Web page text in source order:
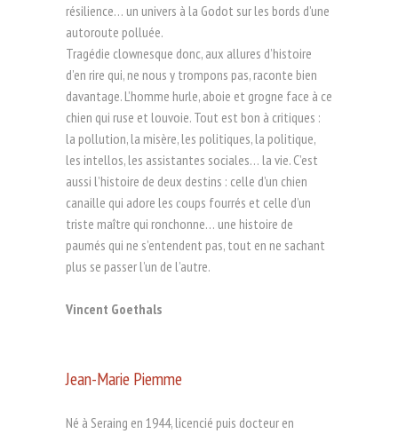
résilience… un univers à la Godot sur les bords d’une
autoroute polluée.
Tragédie clownesque donc, aux allures d’histoire
d’en rire qui, ne nous y trompons pas, raconte bien
davantage. L’homme hurle, aboie et grogne face à ce
chien qui ruse et louvoie. Tout est bon à critiques :
la pollution, la misère, les politiques, la politique,
les intellos, les assistantes sociales… la vie. C’est
aussi l’histoire de deux destins : celle d’un chien
canaille qui adore les coups fourrés et celle d’un
triste maître qui ronchonne… une histoire de
paumés qui ne s’entendent pas, tout en ne sachant
plus se passer l’un de l’autre.
Vincent Goethals
Jean-Marie Piemme
Né à Seraing en 1944, licencié puis docteur en